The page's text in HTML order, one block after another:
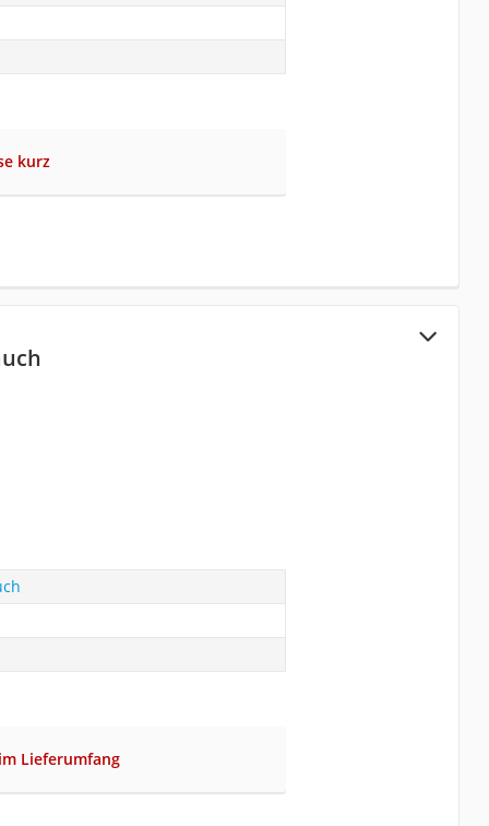
kurz
Lieferumfang